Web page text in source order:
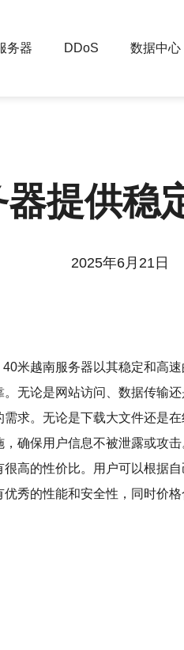
务器 DDoS 数据中心
提供稳
2025年6月21日
米越南服务器以其稳定和高
无论是网站访问、数据传输
求。无论是下载大文件还是在
确保用户信息不被泄露或攻
高的性价比。用户可以根据
秀的性能和安全性，同时价